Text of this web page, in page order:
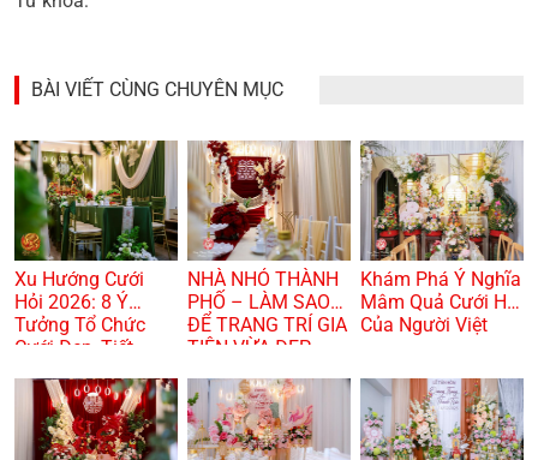
BÀI VIẾT CÙNG CHUYÊN MỤC
Xu Hướng Cưới
Hỏi 2026: 8 Ý
Tưởng Tổ Chức
Cưới Đẹp, Tiết
NHÀ NHỎ THÀNH
PHỐ – LÀM SAO
ĐỂ TRANG TRÍ GIA
TIÊN VỪA ĐẸP
TRỌNG? 🏠🌸
Khám Phá Ý Nghĩa
Mâm Quả Cưới Hỏi
Của Người Việt